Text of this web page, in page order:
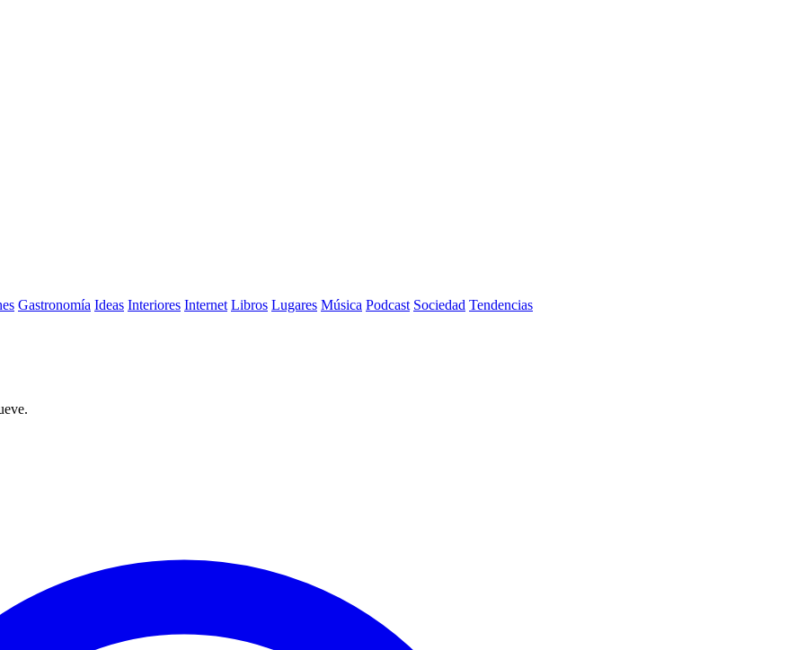
Gastronomía Ideas Interiores Internet Libros Lugares Música Podcast Sociedad Tendencias